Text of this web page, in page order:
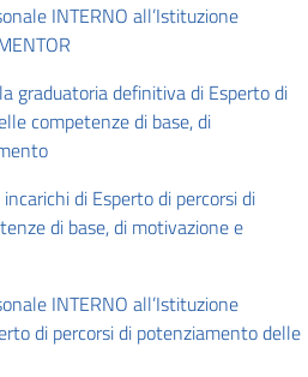
INTERNO all’Istituzione
graduatoria definitiva di Esperto di
competenze di base, di
di Esperto di percorsi di
di base, di motivazione e
INTERNO all’Istituzione
di percorsi di potenziamento delle